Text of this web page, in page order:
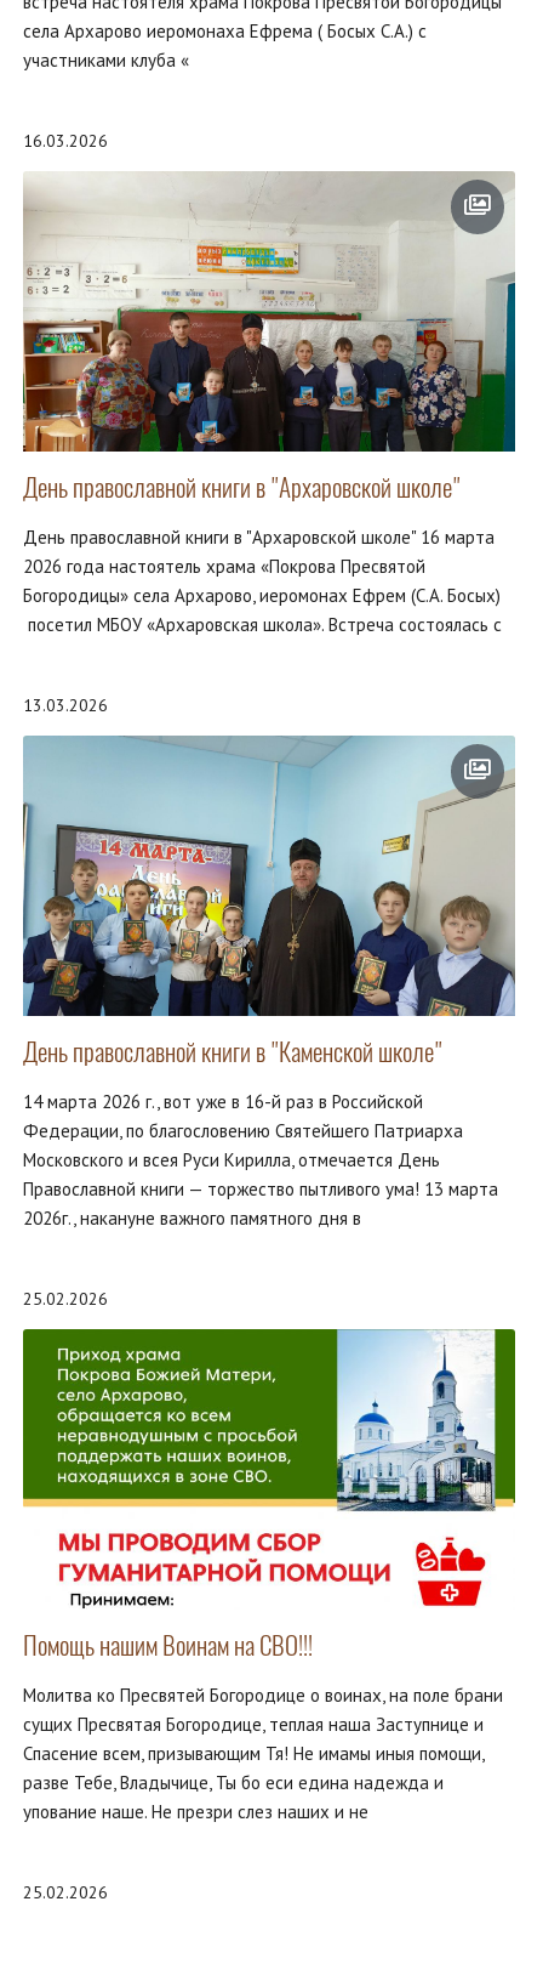
села Архарово иеромонаха Ефрема ( Босых С.А.) с
участниками клуба «
16.03.2026
День православной книги в "Архаровской школе"
День православной книги в "Архаровской школе" 16 марта
2026 года настоятель храма «Покрова Пресвятой
Богородицы» села Архарово, иеромонах Ефрем (С.А. Босых)
посетил МБОУ «Архаровская школа». Встреча состоялась с
13.03.2026
День православной книги в "Каменской школе"
14 марта 2026 г., вот уже в 16-й раз в Российской
Федерации, по благословению Святейшего Патриарха
Московского и всея Руси Кирилла, отмечается День
Православной книги — торжество пытливого ума! 13 марта
2026г., накануне важного памятного дня в
25.02.2026
Помощь нашим Воинам на СВО!!!
Молитва ко Пресвятей Богородице о воинах, на поле брани
сущих Пресвятая Богородице, теплая наша Заступнице и
Спасение всем, призывающим Тя! Не имамы иныя помощи,
разве Тебе, Владычице, Ты бо еси едина надежда и
упование наше. Не презри слез наших и не
25.02.2026